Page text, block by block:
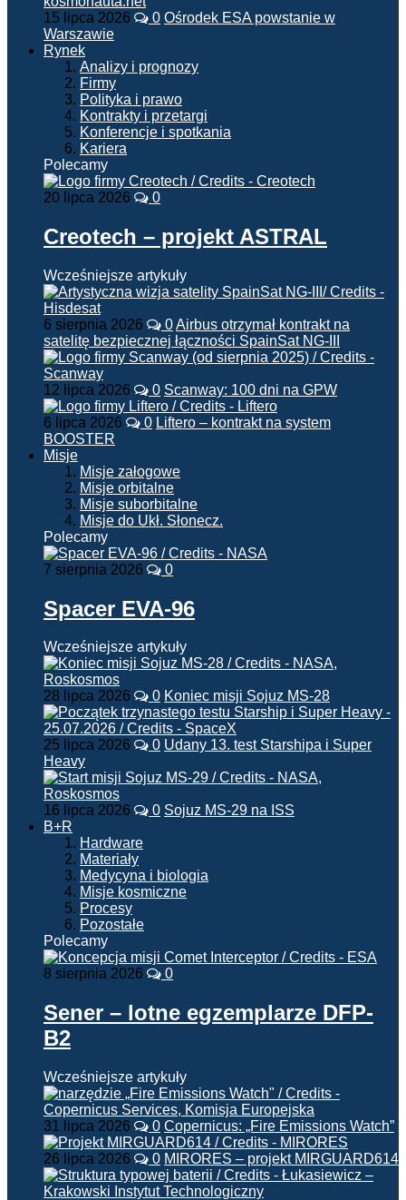
15 lipca 2026 0 Ośrodek ESA powstanie w
Warszawie
Rynek
Analizy i prognozy
Firmy
Polityka i prawo
Kontrakty i przetargi
Konferencje i spotkania
Kariera
Polecamy
20 lipca 2026 0
Creotech – projekt ASTRAL
Wcześniejsze artykuły
6 sierpnia 2026 0Airbus otrzymał kontrakt na
satelitę bezpiecznej łączności SpainSat NG-III
12 lipca 2026 0 Scanway: 100 dni na GPW
6 lipca 2026 0 Liftero – kontrakt na system
BOOSTER
Misje
Misje załogowe
Misje orbitalne
Misje suborbitalne
Misje do Ukł. Słonecz.
Polecamy
7 sierpnia 2026 0
Spacer EVA-96
Wcześniejsze artykuły
28 lipca 2026 0 Koniec misji Sojuz MS-28
25 lipca 2026 0 Udany 13. test Starshipa i Super
Heavy
16 lipca 2026 0 Sojuz MS-29 na ISS
B+R
Hardware
Materiały
Medycyna i biologia
Misje kosmiczne
Procesy
Pozostałe
Polecamy
8 sierpnia 2026 0
Sener – lotne egzemplarze DFP-
B2
Wcześniejsze artykuły
31 lipca 2026 0 Copernicus: „Fire Emissions Watch”
26 lipca 2026 0 MIRORES – projekt MIRGUARD614